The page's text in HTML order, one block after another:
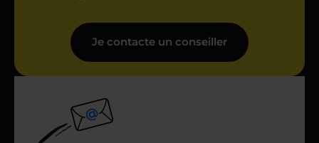
Je contacte un conseiller